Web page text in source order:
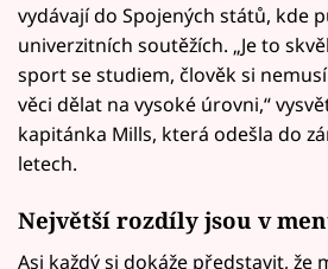
vydávají do Spojených států, kde
univerzitních soutěžích. „Je to
sport se studiem, člověk si
věci dělat na vysoké úrovni,“
kapitánka Mills, která odešla do
letech.
Největší rozdíly jsou v
Asi každý si dokáže představit, že